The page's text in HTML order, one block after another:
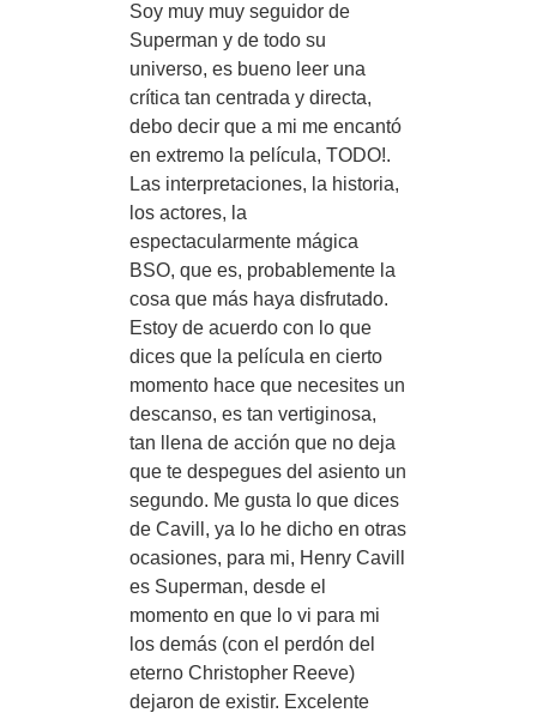
Soy muy muy seguidor de
Superman y de todo su
universo, es bueno leer una
crítica tan centrada y directa,
debo decir que a mi me encantó
en extremo la película, TODO!.
Las interpretaciones, la historia,
los actores, la
espectacularmente mágica
BSO, que es, probablemente la
cosa que más haya disfrutado.
Estoy de acuerdo con lo que
dices que la película en cierto
momento hace que necesites un
descanso, es tan vertiginosa,
tan llena de acción que no deja
que te despegues del asiento un
segundo. Me gusta lo que dices
de Cavill, ya lo he dicho en otras
ocasiones, para mi, Henry Cavill
es Superman, desde el
momento en que lo vi para mi
los demás (con el perdón del
eterno Christopher Reeve)
dejaron de existir. Excelente